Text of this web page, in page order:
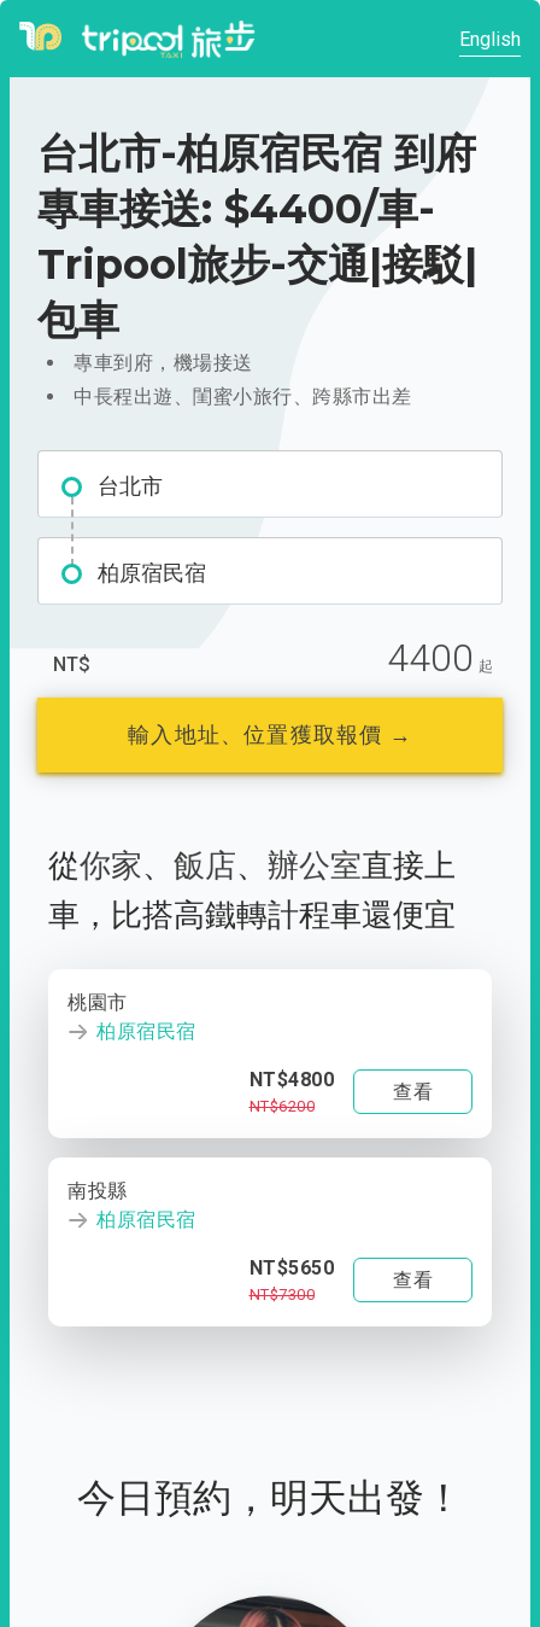
English
台北市-柏原宿民宿 到府
專車接送: $4400/車-
Tripool旅步-交通|接駁|
包車
專車到府，機場接送
中長程出遊、閨蜜小旅行、跨縣市出差
台北市
柏原宿民宿
NT$ 4400 起
輸入地址、位置獲取報價 →
從你家、 飯店、 辦公室直接上
車， 比搭高鐵轉計程車還便宜
桃園市
柏原宿民宿
NT$4800
NT$6200
查看
南投縣
柏原宿民宿
NT$5650
NT$7300
查看
今日預約，明天出發！